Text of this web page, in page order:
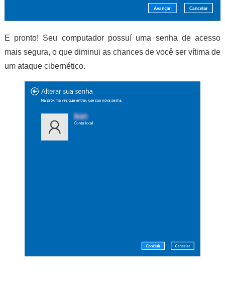
E pronto! Seu computador possuí uma senha de acesso
mais segura, o que diminui as chances de você ser vítima de
um ataque cibernético.